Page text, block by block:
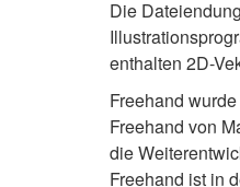
Die
enthalten 2D-
Freehand
Freehand von
die
Freehand ist in